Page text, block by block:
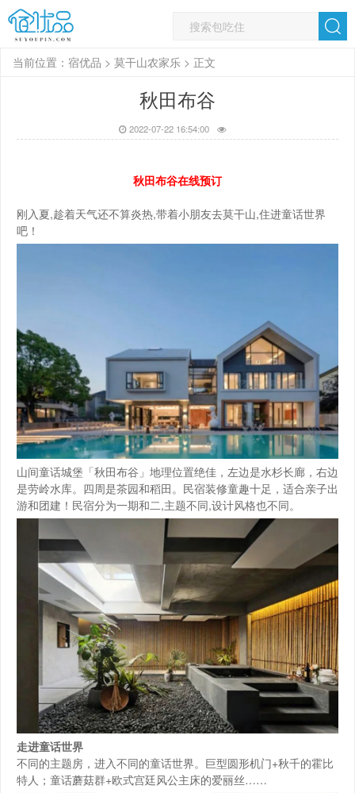
当前位置： 宿优品 > 莫干山农家乐 > 正文
秋田布谷
2022-07-22 16:54:00
秋田布谷在线预订
刚入夏,趁着天气还不算炎热,带着小朋友去莫干山,住进童话世界
吧！
山间童话城堡「秋田布谷」地理位置绝佳，左边是水杉长廊，右边
是劳岭水库。四周是茶园和稻田。民宿装修童趣十足，适合亲子出
游和团建！民宿分为一期和二,主题不同,设计风格也不同。
走进童话世界
不同的主题房，进入不同的童话世界。巨型圆形机门+秋千的霍比
特人；童话蘑菇群+欧式宫廷风公主床的爱丽丝……